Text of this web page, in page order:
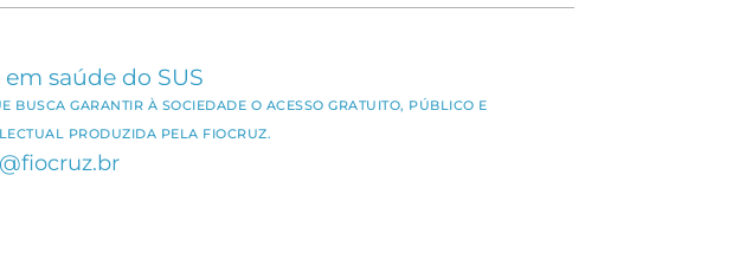
saúde do SUS
BUSCA GARANTIR À SOCIEDADE O ACESSO GRATUITO, PÚBLICO E
PRODUZIDA PELA FIOCRUZ.